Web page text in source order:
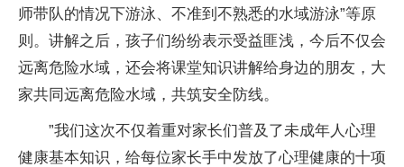
师带队的情况下游泳、不准到不熟悉的水域游泳”等原
则。讲解之后，孩子们纷纷表示受益匪浅，今后不仅会
远离危险水域，还会将课堂知识讲解给身边的朋友，大
家共同远离危险水域，共筑安全防线。
”我们这次不仅着重对家长们普及了未成年人心理
健康基本知识，给每位家长手中发放了心理健康的十项